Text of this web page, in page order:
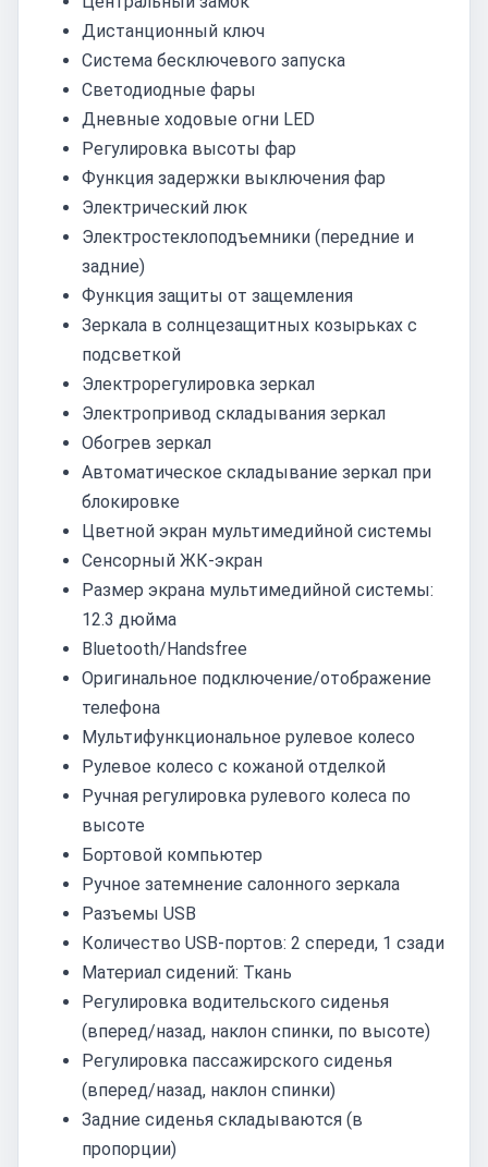
Дистанционный ключ
Система бесключевого запуска
Светодиодные фары
Дневные ходовые огни LED
Регулировка высоты фар
Функция задержки выключения фар
Электрический люк
Электростеклоподъемники (передние и
задние)
Функция защиты от защемления
Зеркала в солнцезащитных козырьках с
подсветкой
Электрорегулировка зеркал
Электропривод складывания зеркал
Обогрев зеркал
Автоматическое складывание зеркал при
блокировке
Цветной экран мультимедийной системы
Сенсорный ЖК-экран
Размер экрана мультимедийной системы:
12.3 дюйма
Bluetooth/Handsfree
Оригинальное подключение/отображение
телефона
Мультифункциональное рулевое колесо
Рулевое колесо с кожаной отделкой
Ручная регулировка рулевого колеса по
высоте
Бортовой компьютер
Ручное затемнение салонного зеркала
Разъемы USB
Количество USB-портов: 2 спереди, 1 сзади
Материал сидений: Ткань
Регулировка водительского сиденья
(вперед/назад, наклон спинки, по высоте)
Регулировка пассажирского сиденья
(вперед/назад, наклон спинки)
Задние сиденья складываются (в
пропорции)